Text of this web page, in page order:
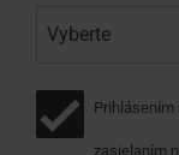
zasielaním